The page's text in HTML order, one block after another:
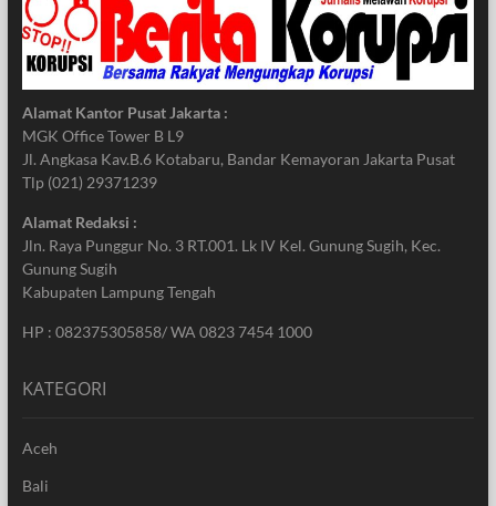
Alamat Kantor Pusat Jakarta :
MGK Office Tower B L9
Jl. Angkasa Kav.B.6 Kotabaru, Bandar Kemayoran Jakarta Pusat
Tlp (021) 29371239
Alamat Redaksi :
Jln. Raya Punggur No. 3 RT.001. Lk IV Kel. Gunung Sugih, Kec.
Gunung Sugih
Kabupaten Lampung Tengah
HP : 082375305858/ WA 0823 7454 1000
KATEGORI
Aceh
Bali